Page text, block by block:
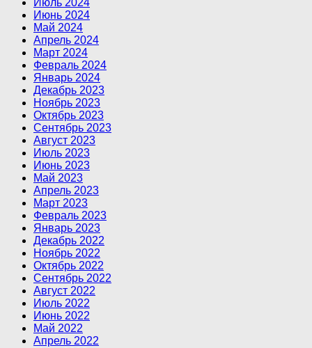
Июнь 2024
Май 2024
Апрель 2024
Март 2024
Февраль 2024
Январь 2024
Декабрь 2023
Ноябрь 2023
Октябрь 2023
Сентябрь 2023
Август 2023
Июль 2023
Июнь 2023
Май 2023
Апрель 2023
Март 2023
Февраль 2023
Январь 2023
Декабрь 2022
Ноябрь 2022
Октябрь 2022
Сентябрь 2022
Август 2022
Июль 2022
Июнь 2022
Май 2022
Апрель 2022